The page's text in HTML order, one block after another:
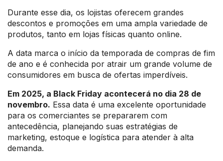
Durante esse dia, os lojistas oferecem grandes
descontos e promoções em uma ampla variedade de
produtos, tanto em lojas físicas quanto online.
A data marca o início da temporada de compras de fim
de ano e é conhecida por atrair um grande volume de
consumidores em busca de ofertas imperdíveis.
Em 2025, a Black Friday acontecerá no dia 28 de
novembro. Essa data é uma excelente oportunidade
para os comerciantes se prepararem com
antecedência, planejando suas estratégias de
marketing, estoque e logística para atender à alta
demanda.